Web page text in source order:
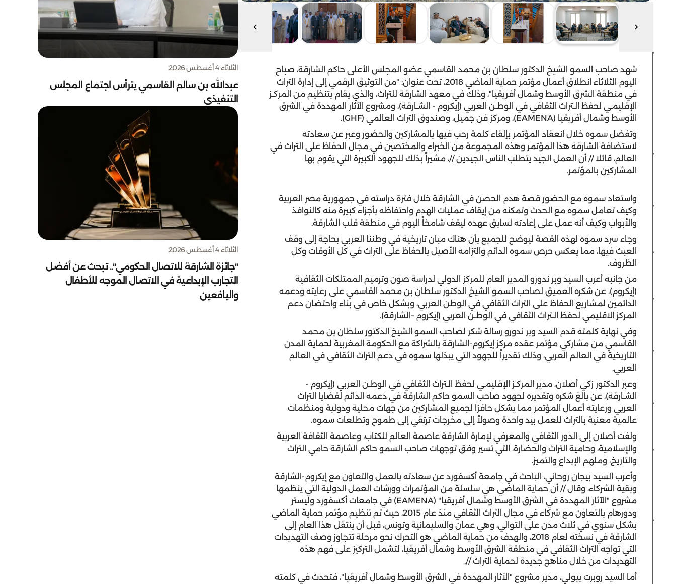
شهد صاحب السمو الشيخ الدكتور سلطان بن محمد القاسمي عضو المجلس الأعلى حاكم الشارقة، صباح
اليوم الثلاثاء انطلاق أعمال مؤتمر حماية الماضي 2018، تحت عنوان: "من التوثيق الرقمي إلى إدارة التراث
في منطقة الشرق الأوسط وشمال أفريقيا"، وذلك في معهد الشارقة للتراث، والذي يقام بتنظيم من المركـز
الإقليمـي لحفظ الـتراث الثقافي في الوطـن العربي (إيكروم - الشـارقة)، ومشروع الآثار المهددة في الشرق
الأوسط وشمال أفريقيا (EAMENA)، ومركز فن جميل، وصندوق التراث العالمي (GHF).
وتفضل سموه خلال انعقاد المؤتمر بإلقاء كلمة رحب فيها بالمشاركين والحضور وعبر عن سعادته
لاستضافة الشارقة هذا المؤتمر وهذه المجموعة من الخبراء والمختصين في مجال الحفاظ على التراث في
العالم، قائلاً // أن العمل الجيد يتطلب الناس الجيدين //، مشيراً بذلك للجهود الكبيرة التي يقوم بها
المشاركين بالمؤتمر.
واستعاد سموه مع الحضور قصة هدم الحصن في الشارقة خلال فترة دراسته في جمهورية مصر العربية
وكيف تعامل سموه مع الحدث وتمكنه من إيقاف عمليات الهدم واحتفاظه بأجزاء كبيرة منه كالنوافذ
والأبواب وكيف أنه عمل على إعادته لسابق عهده ليقف شامخاً اليوم في منطقة قلب الشارقة.
وجاء سرد سموه لهذه القصة ليوضح للجميع بأن هناك مبان تاريخية في وطننا العربي بحاجة إلى وقف
العبث فيها، مما يعكس حرص سموه الدائم والتزامه الأصيل بالحفاظ على التراث في كل الأوقات وكل
الظروف.
من جانبه أعرب السيد وبر ندورو المدير العام للمركز الدولي لدراسة صون وترميم الممتلكات الثقافية
(إيكروم)، عن شكره العميق لصاحب السمو الشيخ الدكتور سلطان بن محمد القاسمي على رعايته ودعمه
الدائمين لمشاريع الحفاظ على التراث الثقافي في الوطن العربي، وبشكل خاص في بناء واحتضان دعم
المركز الاقليمي لحفظ الـتراث الثقافي في الوطـن العربي (إيكروم –الشارقة).
وفي نهاية كلمته قدم السيد وبر ندورو رسالة شكر لصاحب السمو الشيخ الدكتور سلطان بن محمد
القاسمي من مشاركي مؤتمر عقده مركز إيكروم-الشارقة بالشراكة مع الحكومة المغربية لحماية المدن
التاريخية في العالم العربي، وذلك تقديراً للجهود التي يبذلها سموه في دعم التراث الثقافي في العالم
العربي.
وعبر الدكتور زكي أصلان، مدير المركـز الإقليمـي لحفظ الـتراث الثقافي في الوطـن العربي (إيكروم -
الشـارقة)، عن بالغ شكره وتقديره لجهود صاحب السمو حاكم الشارقة في دعمه الدائم لقضايا التراث
العربي ورعايته أعمال المؤتمر مما يشكل حافزاً لجميع المشاركين من جهات محلية ودولية ومنظمات
عالمية معنية بالتراث للعمل بيد واحدة وصولاً إلى مخرجات ترتقي إلى طموح وتطلعات سموه.
ولفت أصلان إلى الدور الثقافي والمعرفي لإمارة الشارقة عاصمة العالم للكتاب، وعاصمة الثقافة العربية
والإسلامية، وحامية التراث والحضارة، التي تسير وفق توجهات صاحب السمو حاكم الشارقة حامي التراث
والتاريخ، وملهم الإبداع والتميز.
وأعرب السيد بيجان روحاني، الباحث في جامعة أكسفورد عن سعادته بالعمل والتعاون مع إيكروم-الشارقة
وبقية الشركاء، وقال // أن حماية الماضي هي سلسلة من المؤتمرات وورشات العمل الدولية التي ينظمها
مشروع "الآثار المهددة في الشرق الأوسط وشمال أفريقيا" (EAMENA) في جامعات أكسفورد وليستر
ودورهام بالتعاون مع شركاء في مجال التراث الثقافي منذ عام 2015، حيث تم تنظيم مؤتمر حماية الماضي
بشكل سنوي في ثلاث مدن على التوالي، وهي عمان والسليمانية وتونس، قبل أن ينتقل هذا العام إلى
الشارقة في نسخته لعام 2018، والهدف من حماية الماضي هو التحرك نحو مرحلة تتجاوز وصف التهديدات
التي تواجه التراث الثقافي في منطقة الشرق الأوسط وشمال أفريقيا، لتشمل التركيز على فهم هذه
التهديدات من خلال مناهج جديدة لحماية التراث //.
أما السيد روبرت بيولي، مدير مشروع "الآثار المهددة في الشرق الأوسط وشمال أفريقيا"، فتحدث في كلمته
الثلاثاء 4 أغسطس 2026
عبدالله بن سالم القاسمي يترأس اجتماع المجلس
التنفيذي
الثلاثاء 4 أغسطس 2026
"جائزة الشارقة للاتصال الحكومي".. تبحث عن أفضل
التجارب الإبداعية في الاتصال الموجه للأطفال
واليافعين